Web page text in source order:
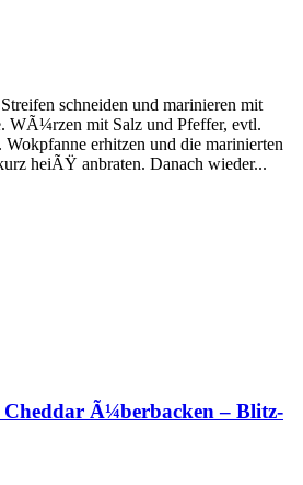
schneiden und marinieren mit
WÃ¼rzen mit Salz und Pfeffer, evtl.
erhitzen und die marinierten
heiÃŸ anbraten. Danach wieder...
Ã¼berbacken – Blitz-